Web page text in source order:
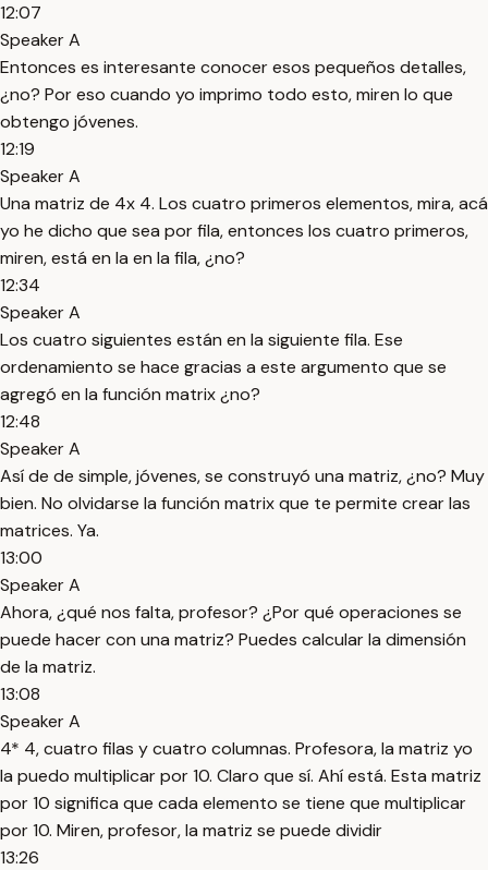
12:07
Speaker A
Entonces es interesante conocer esos pequeños detalles,
¿no? Por eso cuando yo imprimo todo esto, miren lo que
obtengo jóvenes.
12:19
Speaker A
Una matriz de 4x 4. Los cuatro primeros elementos, mira, acá
yo he dicho que sea por fila, entonces los cuatro primeros,
miren, está en la en la fila, ¿no?
12:34
Speaker A
Los cuatro siguientes están en la siguiente fila. Ese
ordenamiento se hace gracias a este argumento que se
agregó en la función matrix ¿no?
12:48
Speaker A
Así de de simple, jóvenes, se construyó una matriz, ¿no? Muy
bien. No olvidarse la función matrix que te permite crear las
matrices. Ya.
13:00
Speaker A
Ahora, ¿qué nos falta, profesor? ¿Por qué operaciones se
puede hacer con una matriz? Puedes calcular la dimensión
de la matriz.
13:08
Speaker A
4* 4, cuatro filas y cuatro columnas. Profesora, la matriz yo
la puedo multiplicar por 10. Claro que sí. Ahí está. Esta matriz
por 10 significa que cada elemento se tiene que multiplicar
por 10. Miren, profesor, la matriz se puede dividir
13:26